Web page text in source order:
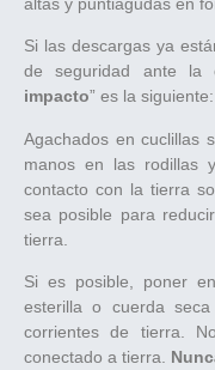
Si las descargas ya
de seguridad ante
impacto” es la siguiente:
Agachados en cuclillas
manos en las rodillas
contacto con la tierra
sea posible para
tierra.
Si es posible, poner
esterilla o cuerda
corrientes de tierra.
conectado a tierra.